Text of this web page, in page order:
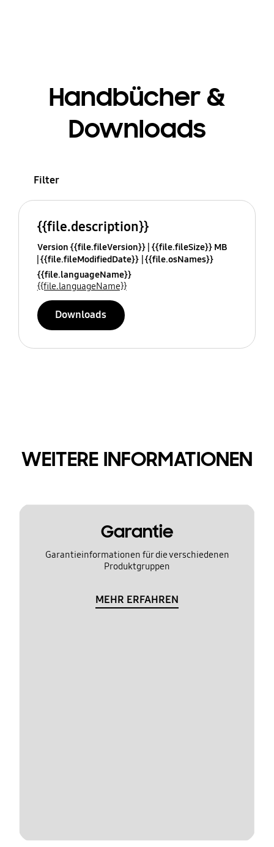
Handbücher &
Downloads
Filter
{{file.description}}
Version {{file.fileVersion}} {{file.fileSize}} MB
{{file.fileModifiedDate}} {{file.osNames}}
{{file.languageName}}
{{file.languageName}}
Downloads
WEITERE INFORMATIONEN
Garantie
Garantieinformationen für die verschiedenen
Produktgruppen
MEHR ERFAHREN